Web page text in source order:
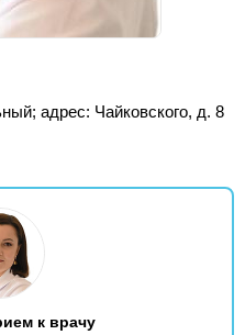
адрес: Чайковского, д. 8
к врачу